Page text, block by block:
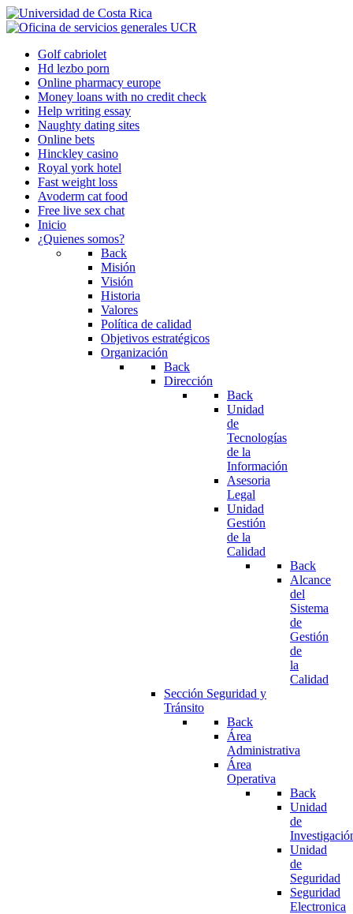
Golf cabriolet
Hd lezbo porn
Online pharmacy europe
Money loans with no credit check
Help writing essay
Naughty dating sites
Online bets
Hinckley casino
Royal york hotel
Fast weight loss
Avoderm cat food
Free live sex chat
Inicio
¿Quienes somos?
Back
Misión
Visión
Historia
Valores
Política de calidad
Objetivos estratégicos
Organización
Back
Dirección
Back
Unidad
de
Tecnologías
de la
Información
Asesoria
Legal
Unidad
Gestión
de la
Calidad
Back
Alcance
del
Sistema
de
Gestión
de
la
Calidad
Sección Seguridad y
Tránsito
Back
Área
Administrativa
Área
Operativa
Back
Unidad
de
Unidad
de
Seguridad
Seguridad
Electronica